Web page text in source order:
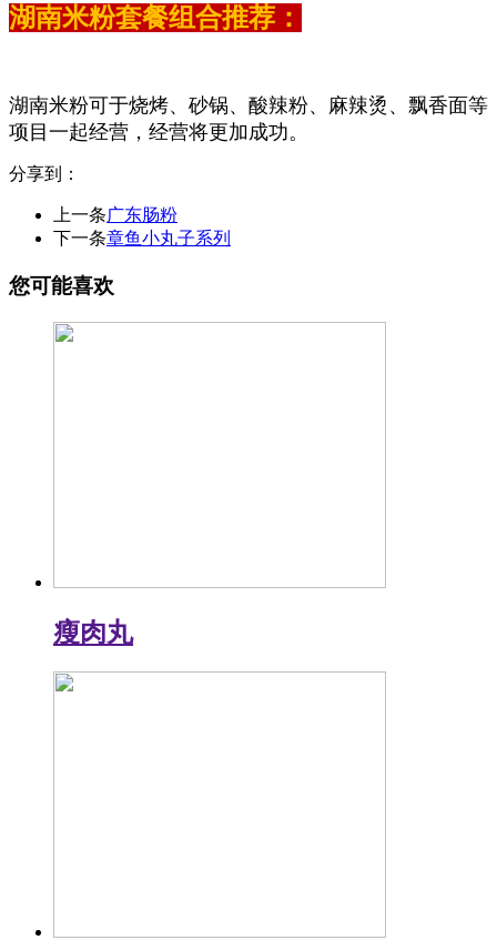
湖南米粉套餐组合推荐：
湖南米粉可于烧烤、砂锅、酸辣粉、麻辣烫、飘香面等
项目一起经营，经营将更加成功。
分享到：
上一条广东肠粉
下一条章鱼小丸子系列
您可能喜欢
瘦肉丸